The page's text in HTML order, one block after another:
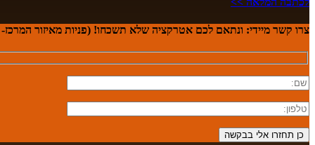
צרו קשר מיידי: ונתאם לכם אטרקציה שלא תשכחו! (פניות מאיזור המרכז- לקבוצות מ-20